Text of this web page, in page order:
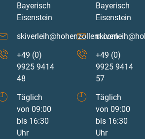
Bayerisch
Eisenstein
skiverleih@hohenzollern.com
+49 (0)
9925 9414
48
Täglich
von 09:00
bis 16:30
Uhr
Bayerisch
Eisenstein
+49 (0)
9925 9414
57
Täglich
von 09:00
bis 16:30
Uhr